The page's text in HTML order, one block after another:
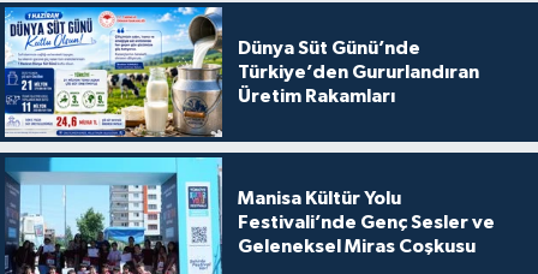
Dünya Süt Günü’nde
Türkiye’den Gururlandıran
Üretim Rakamları
Manisa Kültür Yolu
Festivali’nde Genç Sesler ve
Geleneksel Miras Coşkusu